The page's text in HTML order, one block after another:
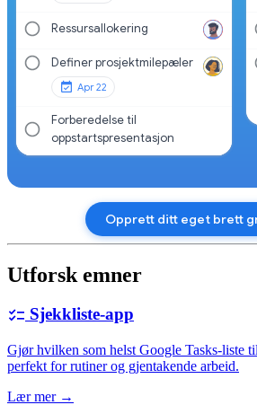
Ressursallokering
Definer prosjektmilepæler
Apr 22
Forberedelse til
oppstartspresentasjon
Opprett ditt eget brett
Utforsk emner
checklist Sjekkliste-app
Gjør hvilken som helst Google Tasks-liste
perfekt for rutiner og gjentakende arbeid.
Lær mer →